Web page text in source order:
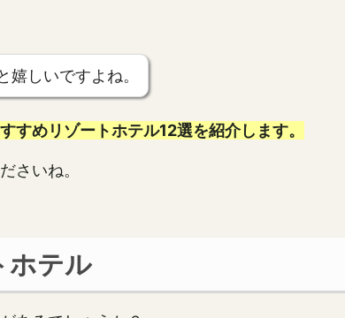
しいですよね。
すめリゾートホテル12選を紹介します。
さいね。
ホテル